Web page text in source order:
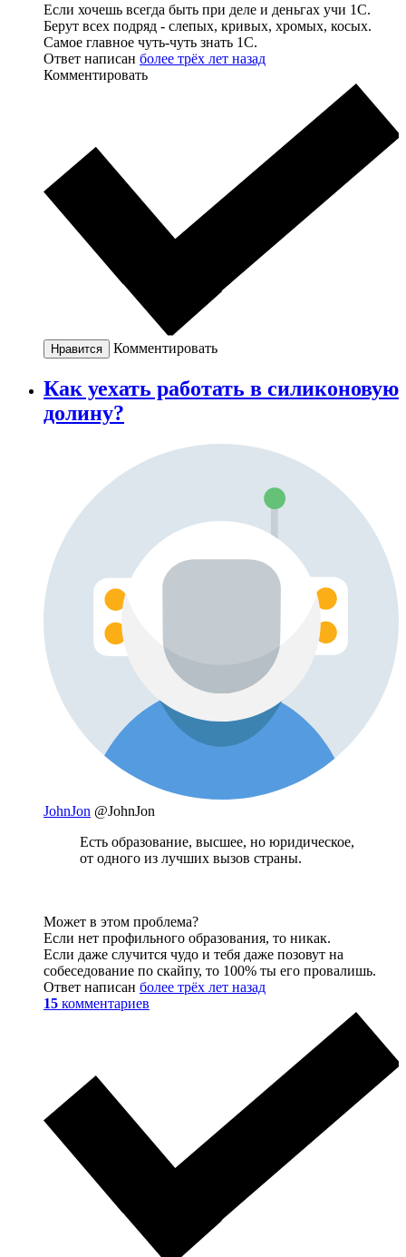
Если хочешь всегда быть при деле и деньгах учи 1С.
Берут всех подряд - слепых, кривых, хромых, косых.
Самое главное чуть-чуть знать 1C.
Ответ написан более трёх лет назад
Комментировать
Нравится Комментировать
Как уехать работать в силиконовую
долину?
JohnJon @JohnJon
Есть образование, высшее, но юридическое,
от одного из лучших вызов страны.
Может в этом проблема?
Если нет профильного образования, то никак.
Если даже случится чудо и тебя даже позовут на
собеседование по скайпу, то 100% ты его провалишь.
Ответ написан более трёх лет назад
15 комментариев